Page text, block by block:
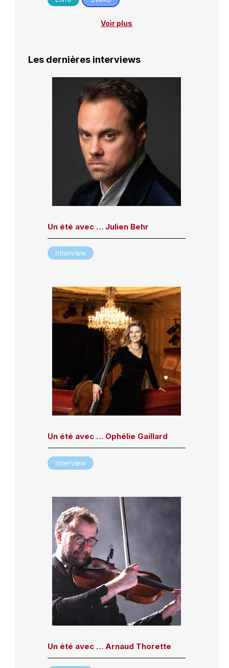
Voir plus
Les dernières interviews
Un été avec … Julien Behr
Interview
Un été avec … Ophélie Gaillard
Interview
Un été avec … Arnaud Thorette